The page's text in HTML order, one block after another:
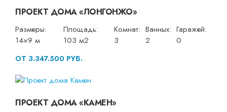
ПРОЕКТ ДОМА «ЛОНГОНЖО»
Размеры:
14×9 м
Площадь:
103 м2
Комнат:
3
Ванных:
2
Гаражей:
0
ОТ 3.347.500 РУБ.
ПРОЕКТ ДОМА «КАМЕН»